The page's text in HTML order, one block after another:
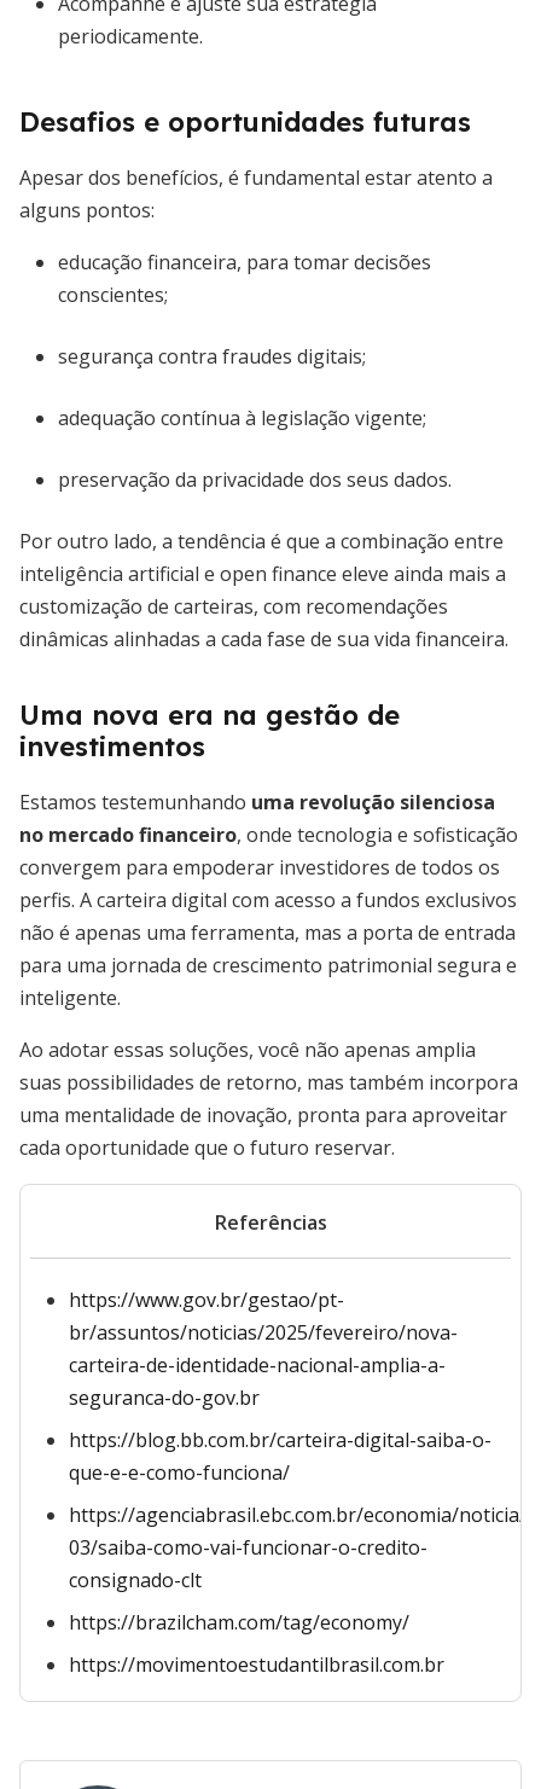
periodicamente.
Desafios e oportunidades futuras
Apesar dos benefícios, é fundamental estar atento a
alguns pontos:
educação financeira, para tomar decisões
conscientes;
segurança contra fraudes digitais;
adequação contínua à legislação vigente;
preservação da privacidade dos seus dados.
Por outro lado, a tendência é que a combinação entre
inteligência artificial e open finance eleve ainda mais a
customização de carteiras, com recomendações
dinâmicas alinhadas a cada fase de sua vida financeira.
Uma nova era na gestão de
investimentos
Estamos testemunhando uma revolução silenciosa
no mercado financeiro, onde tecnologia e sofisticação
convergem para empoderar investidores de todos os
perfis. A carteira digital com acesso a fundos exclusivos
não é apenas uma ferramenta, mas a porta de entrada
para uma jornada de crescimento patrimonial segura e
inteligente.
Ao adotar essas soluções, você não apenas amplia
suas possibilidades de retorno, mas também incorpora
uma mentalidade de inovação, pronta para aproveitar
cada oportunidade que o futuro reservar.
Referências
https://www.gov.br/gestao/pt-
br/assuntos/noticias/2025/fevereiro/nova-
carteira-de-identidade-nacional-amplia-a-
seguranca-do-gov.br
https://blog.bb.com.br/carteira-digital-saiba-o-
que-e-e-como-funciona/
https://agenciabrasil.ebc.com.br/economia/noticia/
03/saiba-como-vai-funcionar-o-credito-
consignado-clt
https://brazilcham.com/tag/economy/
https://movimentoestudantilbrasil.com.br